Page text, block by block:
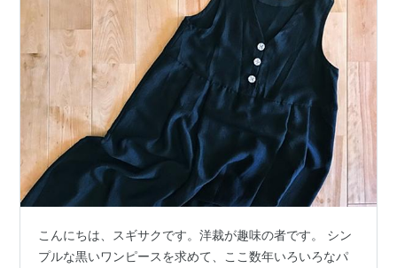
こんにちは、スギサクです。洋裁が趣味の者です。 シン
プルな黒いワンピースを求めて、ここ数年いろいろなパ